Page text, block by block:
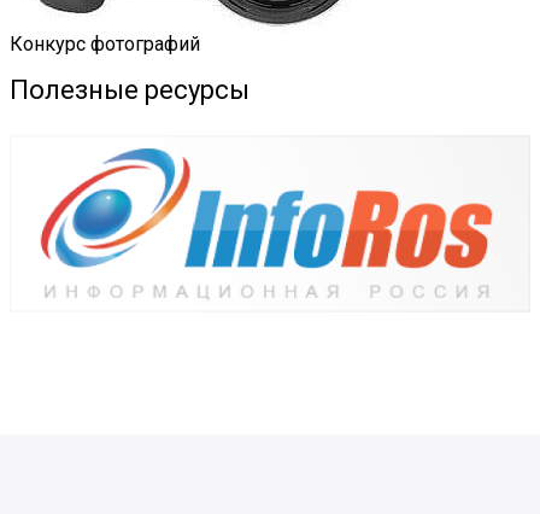
Конкурс фотографий
Полезные ресурсы